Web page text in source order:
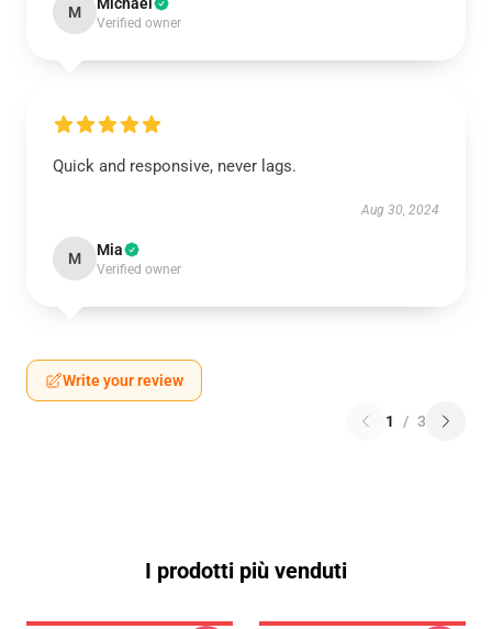
M
Verified owner
Quick and responsive, never lags.
Aug 30, 2024
M Mia
Verified owner
Write your review
1 / 3
I prodotti più venduti